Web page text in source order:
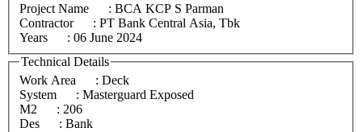
Project Name
: BCA KCP S Parman
Contractor
: PT Bank Central Asia, Tbk
Years
: 06 June 2024
Technical Details
Work Area
: Deck
System
: Masterguard Exposed
M2
: 206
Des
: Bank